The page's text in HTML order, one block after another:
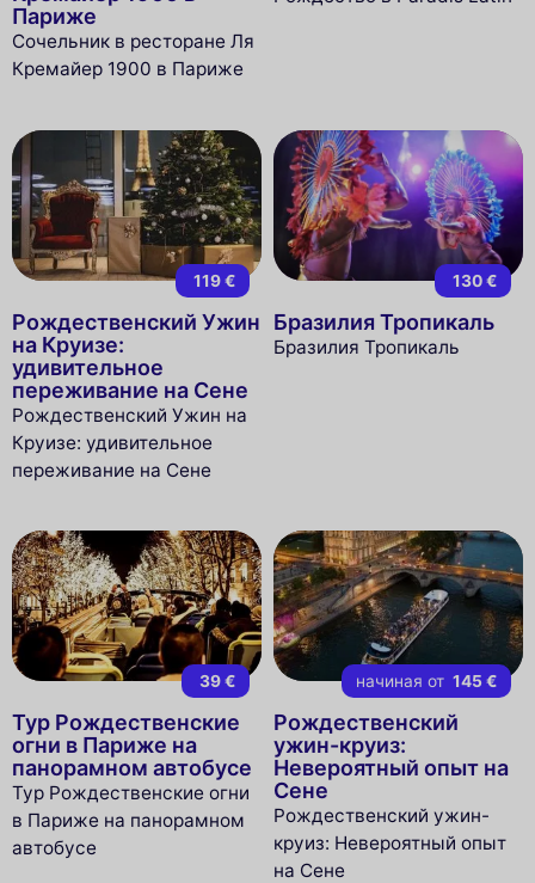
Париже
Сочельник в ресторане Ля
Кремайер 1900 в Париже
119 €
Рождественский Ужин
на Круизе:
удивительное
переживание на Сене
Рождественский Ужин на
Круизе: удивительное
переживание на Сене
130 €
Бразилия Тропикаль
Бразилия Тропикаль
39 €
Тур Рождественские
огни в Париже на
панорамном автобусе
Тур Рождественские огни
в Париже на панорамном
автобусе
начиная от 145 €
Рождественский
ужин-круиз:
Невероятный опыт на
Сене
Рождественский ужин-
круиз: Невероятный опыт
на Сене